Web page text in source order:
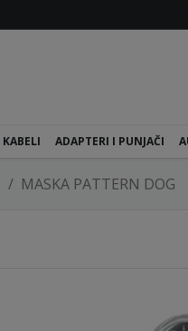
KABELI ADAPTERI I PUNJAČI
MASKA PATTERN DOG